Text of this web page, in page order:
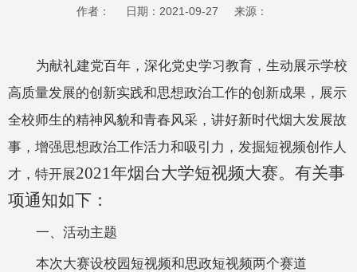
作者： 日期：2021-09-27 来源：
为献礼建党百年，深化党史学习教育，生动展示学校
高质量发展的创新实践和思想政治工作的创新成果，展示
全校师生的精神风貌和青春风采，讲好新时代烟大发展故
事，增强思想政治工作活力和吸引力，发掘短视频创作人
才，特开展2021年烟台大学短视频大赛。有关事
项通知如下：
一、 活动主题
本次大赛设校园短视频和思政短视频两个赛道